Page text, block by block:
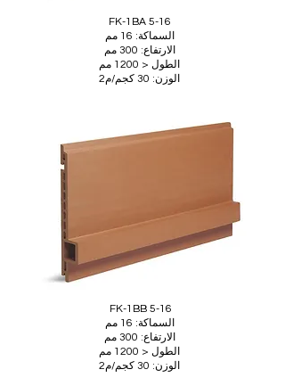
FK-1BA 5-16
السماكة: 16 مم
الارتفاع: 300 مم
الطول < 1200 مم
الوزن: 30 كجم/م2
FK-1BB 5-16
السماكة: 16 مم
الارتفاع: 300 مم
الطول < 1200 مم
الوزن: 30 كجم/م2